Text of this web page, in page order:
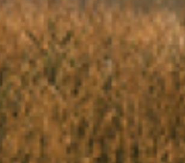
dans la base de donnée de Terre de
j'ai bien pris note qu'il m'est possible de
cliquant sur le lien de désinscription
newsletters.
PARTAGER CETTE PAGE